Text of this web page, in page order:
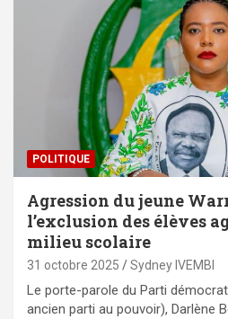
POLITIQUE
Agression du jeune
l’exclusion des élèves
milieu scolaire
31 octobre 2025 Sydney IVEMBI
Le porte-parole du Parti
ancien parti au pouvoir), Darlène